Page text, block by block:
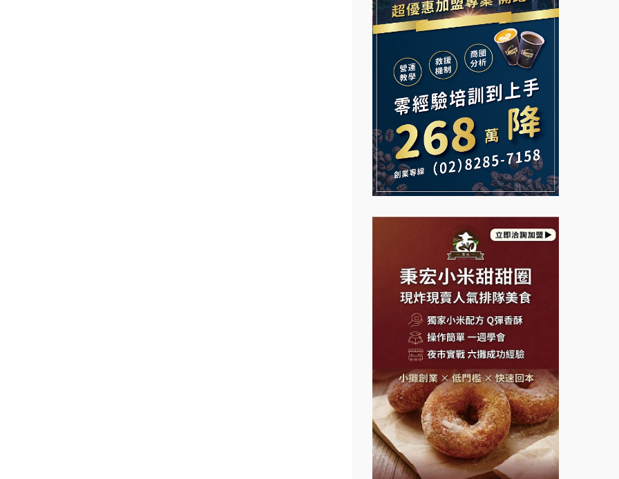
蓁伙烤倆吃加盟說明會
霏等茶加盟說明會
早安山丘加盟說明會
冰封仙果加盟說明會
Ramble Café 漫步藍咖啡加盟
說明會
微風亭鐵板燒加盟說明會
鮮茶道加盟說明會
【曉妍美妝】誠徵行政櫃檯
自助洗衣店誠徵代洗收送人員
(台中市)
MUSHEN徵SPA美容芳療師
日十。早午食加盟說明會
拾鑶火鍋加盟說明會
拾鑶火鍋加盟說明會
阿性情趣無人販售所加盟明會
龍涎居好湯加盟說明會
舒油頭加盟說明會
韓金量加盟說明會
義氣豐發雞加盟說明會
Mr.Wish加盟說明會
白鬍泡泡 BOHO POPO加盟說
明會
雞咕雞咕加盟說明會
TEA TOP加盟說明會
珍好味臭臭鍋加盟說明會
藍象廷泰式火鍋加盟說明會
日十。早午食加盟說明會